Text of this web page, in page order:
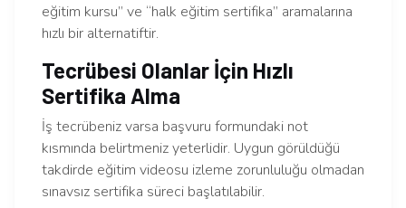
eğitim kursu” ve “halk eğitim sertifika” aramalarına
hızlı bir alternatiftir.
Tecrübesi Olanlar İçin Hızlı
Sertifika Alma
İş tecrübeniz varsa başvuru formundaki not
kısmında belirtmeniz yeterlidir. Uygun görüldüğü
takdirde eğitim videosu izleme zorunluluğu olmadan
sınavsız sertifika süreci başlatılabilir.